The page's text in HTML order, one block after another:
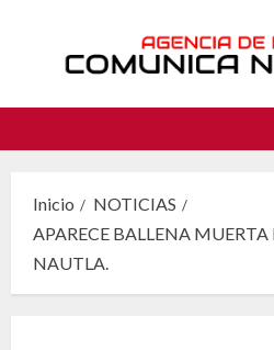
contenido
Inicio
NOTICIAS
APARECE BALLENA MUERTA
NAUTLA.